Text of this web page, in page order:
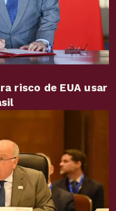
risco de EUA usar